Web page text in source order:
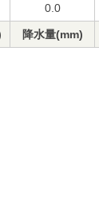
0.0
降水量(mm)